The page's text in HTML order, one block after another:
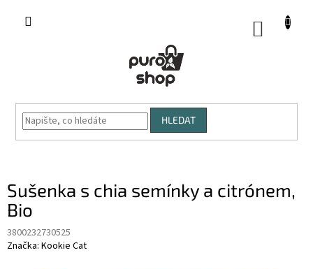
HLEDAT
Sušenka s chia semínky a citrónem,
Bio
3800232730525
Značka: Kookie Cat